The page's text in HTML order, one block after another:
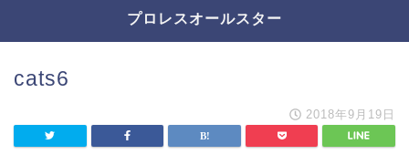
プロレスオールスター
cats6
2018年9月19日